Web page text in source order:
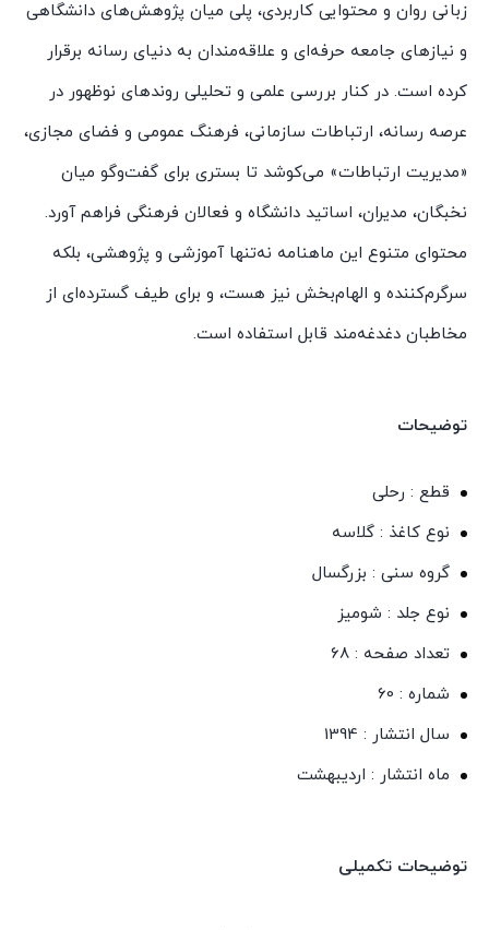
زبانی روان و محتوایی کاربردی، پلی میان پژوهش‌های دانشگاهی
و نیازهای جامعه حرفه‌ای و علاقه‌مندان به دنیای رسانه برقرار
کرده است. در کنار بررسی علمی و تحلیلی روندهای نوظهور در
عرصه رسانه، ارتباطات سازمانی، فرهنگ عمومی و فضای مجازی،
«مدیریت ارتباطات» می‌کوشد تا بستری برای گفت‌وگو میان
نخبگان، مدیران، اساتید دانشگاه و فعالان فرهنگی فراهم آورد.
محتوای متنوع این ماهنامه نه‌تنها آموزشی و پژوهشی، بلکه
سرگرم‌کننده و الهام‌بخش نیز هست، و برای طیف گسترده‌ای از
مخاطبان دغدغه‌مند قابل استفاده است.
توضیحات
قطع : رحلی
نوع کاغذ : گلاسه
گروه سنی : بزرگسال
نوع جلد : شومیز
تعداد صفحه : 68
شماره : 60
سال انتشار : 1394
ماه انتشار : اردیبهشت
توضیحات تکمیلی